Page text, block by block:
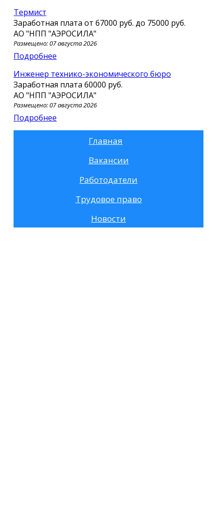
Термист
Заработная плата от 67000 руб. до 75000 руб.
АО "НПП "АЭРОСИЛА"
Размещено: 07 августа 2026
Подробнее
Инженер технико-экономического бюро
Заработная плата 60000 руб.
АО "НПП "АЭРОСИЛА"
Размещено: 07 августа 2026
Подробнее
Главная
Вакансии
Работодатели
Трудовое право
Новости